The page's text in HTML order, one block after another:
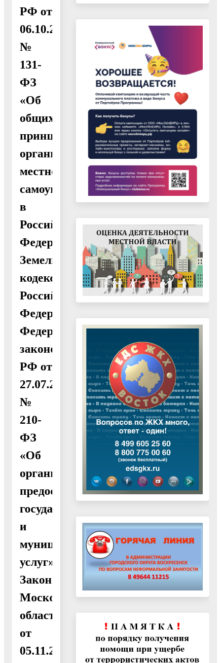
РФ от
06.10.2003
№
131-
ФЗ
«Об
общих
принципах
организации
местного
самоуправления
в
Российской
Федерации»,
Земельным
кодексом
Российской
Федерации,
Федеральным
законом
РФ от
27.07.2010
№
210-
ФЗ
«Об
организации
предоставления
государственных
и
муниципальных
услуг»,
Законом
Московской
области
от
05.11.2019